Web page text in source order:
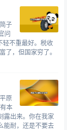
子
问
轻不重最好。税收
了，但国家穷了。
原
本
露出来。你在我家
能耐，还是不要去